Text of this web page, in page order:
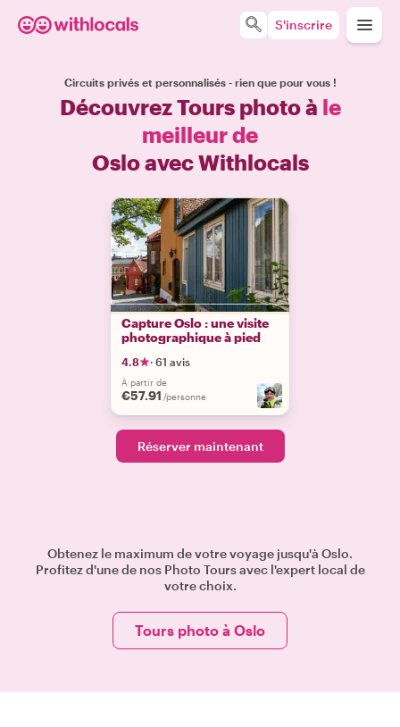
S'inscrire
Circuits privés et personnalisés - rien que pour vous !
Découvrez Tours photo à le
meilleur de
Oslo avec Withlocals
Capture Oslo : une visite
photographique à pied
4.8 · 61 avis
À partir de
€57.91 /personne
Réserver maintenant
Obtenez le maximum de votre voyage jusqu'à Oslo.
Profitez d'une de nos Photo Tours avec l'expert local de
votre choix.
Tours photo à Oslo